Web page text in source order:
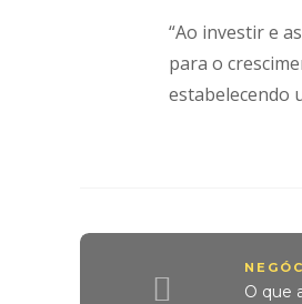
“Ao investir e
para o
estabelecendo
O que